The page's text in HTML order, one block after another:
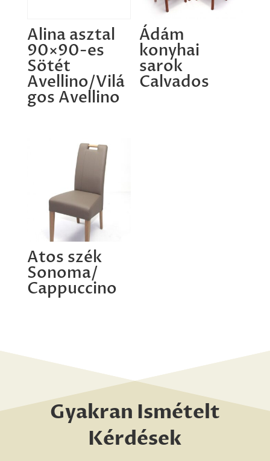
Alina asztal
90×90-es
Sötét
Avellino/Vilá
gos Avellino
Ádám
konyhai
sarok
Calvados
Atos szék
Sonoma/
Cappuccino
Gyakran Ismételt
Kérdések